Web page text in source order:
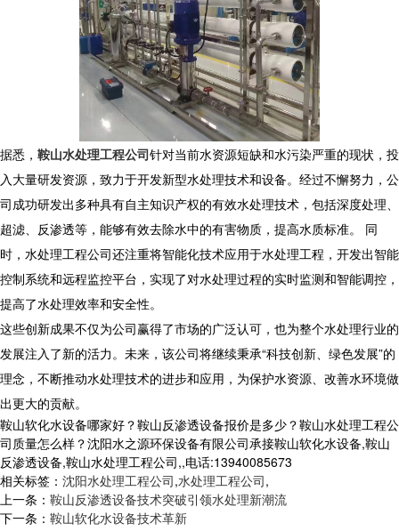
据悉， 鞍山水处理工程公司针对当前水资源短缺和水污染严重的现状，投
入大量研发资源，致力于开发新型水处理技术和设备。经过不懈努力，公
司成功研发出多种具有自主知识产权的有效水处理技术，包括深度处理、
超滤、反渗透等，能够有效去除水中的有害物质，提高水质标准。 同
时，水处理工程公司还注重将智能化技术应用于水处理工程，开发出智能
控制系统和远程监控平台，实现了对水处理过程的实时监测和智能调控，
提高了水处理效率和安全性。
这些创新成果不仅为公司赢得了市场的广泛认可，也为整个水处理行业的
发展注入了新的活力。未来，该公司将继续秉承“科技创新、绿色发展”的
理念，不断推动水处理技术的进步和应用，为保护水资源、改善水环境做
出更大的贡献。
鞍山软化水设备哪家好？鞍山反渗透设备报价是多少？鞍山水处理工程公
司质量怎么样？沈阳水之源环保设备有限公司承接鞍山软化水设备,鞍山
反渗透设备,鞍山水处理工程公司,,电话:13940085673
相关标签： 沈阳水处理工程公司,水处理工程公司,
上一条： 鞍山反渗透设备技术突破引领水处理新潮流
下一条： 鞍山软化水设备技术革新